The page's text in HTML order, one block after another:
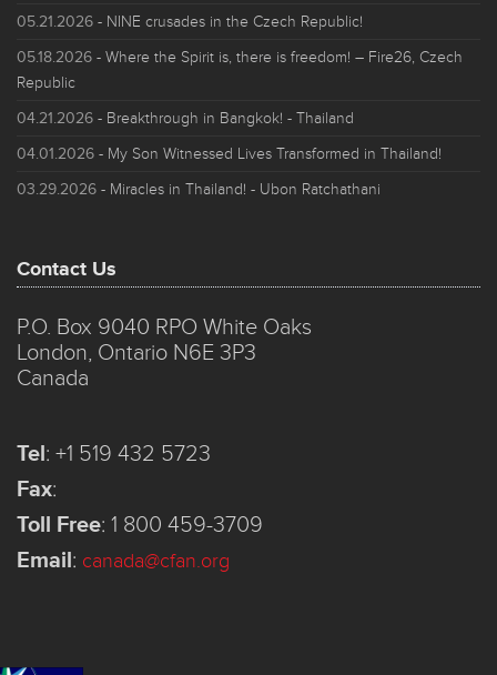
05.21.2026 - NINE crusades in the Czech Republic!
05.18.2026 - Where the Spirit is, there is freedom! – Fire26, Czech
Republic
04.21.2026 - Breakthrough in Bangkok! - Thailand
04.01.2026 - My Son Witnessed Lives Transformed in Thailand!
03.29.2026 - Miracles in Thailand! - Ubon Ratchathani
Contact Us
P.O. Box 9040 RPO White Oaks
London, Ontario N6E 3P3
Canada
Tel: +1 519 432 5723
Fax:
Toll Free: 1 800 459-3709
Email: canada@cfan.org